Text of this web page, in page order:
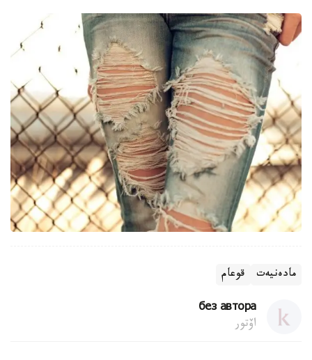
مادەنيەت قوعام
без автора
اۆتور